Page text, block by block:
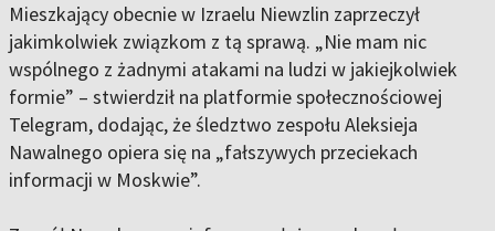
Mieszkający obecnie w Izraelu Niewzlin zaprzeczył
jakimkolwiek związkom z tą sprawą. „Nie mam nic
wspólnego z żadnymi atakami na ludzi w jakiejkolwiek
formie” – stwierdził na platformie społecznościowej
Telegram, dodając, że śledztwo zespołu Aleksieja
Nawalnego opiera się na „fałszywych przeciekach
informacji w Moskwie”.